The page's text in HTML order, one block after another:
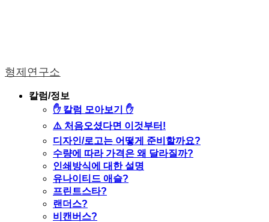
형제연구소
칼럼/정보
✋ 칼럼 모아보기 ✋
⚠️ 처음오셨다면 이것부터!
디자인/로고는 어떻게 준비할까요?
수량에 따라 가격은 왜 달라질까?
인쇄방식에 대한 설명
유나이티드 애슬?
프린트스타?
랜더스?
비캔버스?